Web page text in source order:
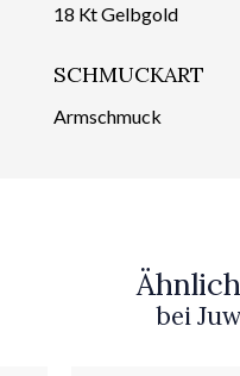
18 Kt Gelbgold
SCHMUCKART
Armschmuck
bei